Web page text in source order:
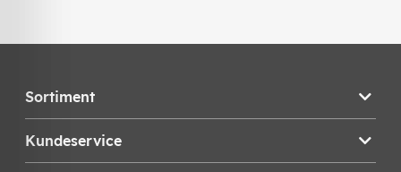
Sortiment
Kundeservice